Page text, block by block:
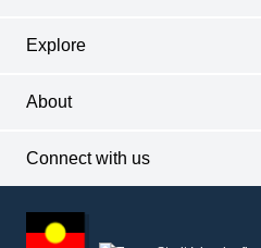
Explore
About
Connect with us
other
information